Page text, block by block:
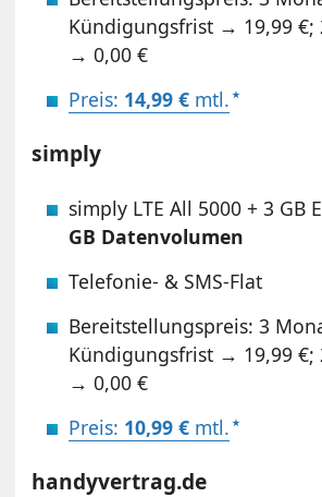
Kündigungsfrist → 19,99 €;
→ 0,00 €
Preis: 14,99 € mtl.
simply
simply LTE All 5000 + 3 GB
GB Datenvolumen
Telefonie- & SMS-Flat
Bereitstellungspreis: 3
Kündigungsfrist → 19,99 €;
→ 0,00 €
Preis: 10,99 € mtl.
handyvertrag.de